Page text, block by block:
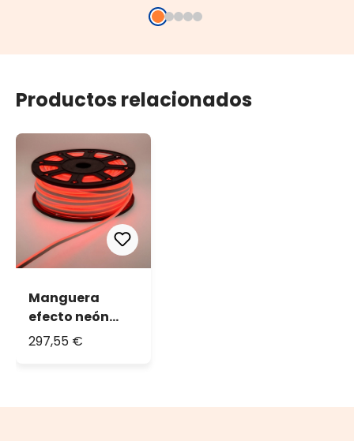
Productos relacionados
Manguera
efecto neón
doble cara,
297,55 €